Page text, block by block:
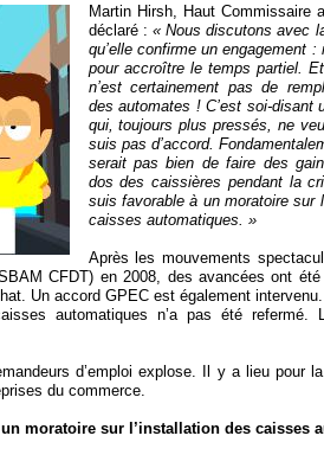
Martin Hirsh, Haut Commissaire
déclaré : « Nous discutons avec
qu’elle confirme un engagement
pour accroître le temps partiel.
n’est certainement pas de
des automates ! C’est soi-disant
qui, toujours plus pressés, ne
suis pas d’accord.
serait pas bien de faire des
dos des caissières pendant la
suis favorable à un moratoire sur
caisses automatiques. »
Après les mouvements
CFDT) en 2008, des avancées ont
Un accord GPEC est également intervenu.
automatiques n’a pas été refermé.
d’emploi explose. Il y a lieu pour
du commerce.
moratoire sur l’installation des caisses